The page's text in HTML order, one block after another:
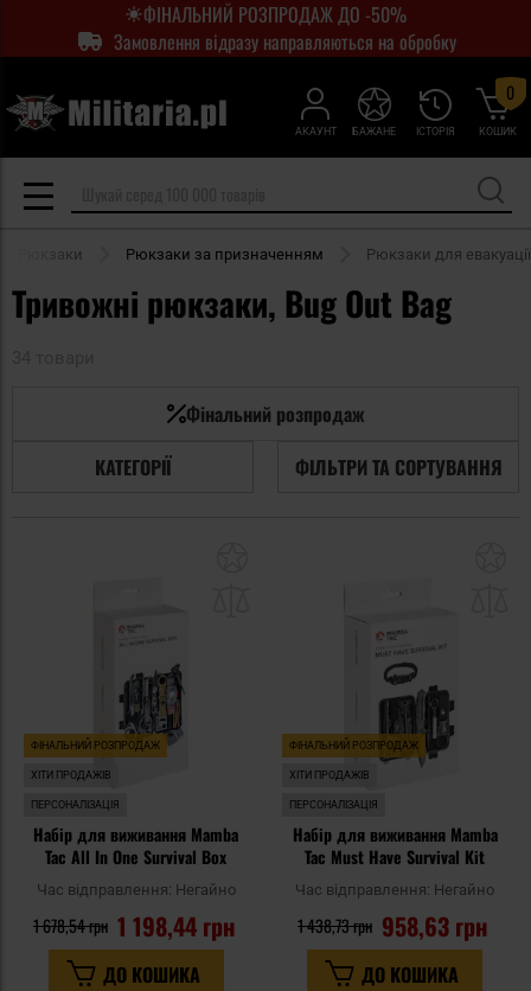
ФІНАЛЬНИЙ РОЗПРОДАЖ ДО -50%
Замовлення відразу направляються на обробку
АКАУНТ ІСТОРІЯ
БАЖАНЕ КОШИК
0
Рюкзаки Рюкзаки за призначенням Рюкзаки для евакуації
Тривожні рюкзаки, Bug Out Bag
Фінальний розпродаж
КАТЕГОРІЇ
ФІЛЬТРИ ТА СОРТУВАННЯ
ФІНАЛЬНИЙ РОЗПРОДАЖ
ХІТИ ПРОДАЖІВ
ПЕРСОНАЛІЗАЦІЯ
Набір для виживання Mamba
Tac All In One Survival Box
Час відправлення: Негайно
1 198,44 грн
1 678,54 грн
ДО КОШИКА
ФІНАЛЬНИЙ РОЗПРОДАЖ
ХІТИ ПРОДАЖІВ
ПЕРСОНАЛІЗАЦІЯ
Набір для виживання Mamba
Tac Must Have Survival Kit
Час відправлення: Негайно
958,63 грн
1 438,73 грн
ДО КОШИКА